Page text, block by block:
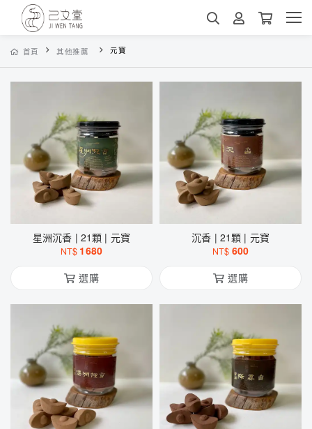
首頁 其他推薦 元寶
星洲沉香 | 21顆 | 元寶
NT$ 1680
選購
沉香 | 21顆 | 元寶
NT$ 600
選購